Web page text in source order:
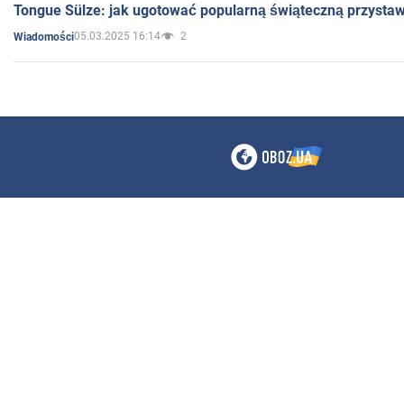
Tongue Sülze: jak ugotować popularną świąteczną
Wiadomości05.03.2025 16:14 2